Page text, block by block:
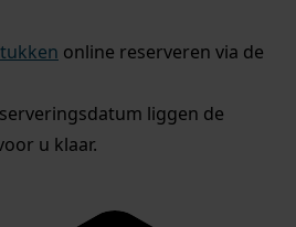
online reserveren via de
liggen de
u klaar.